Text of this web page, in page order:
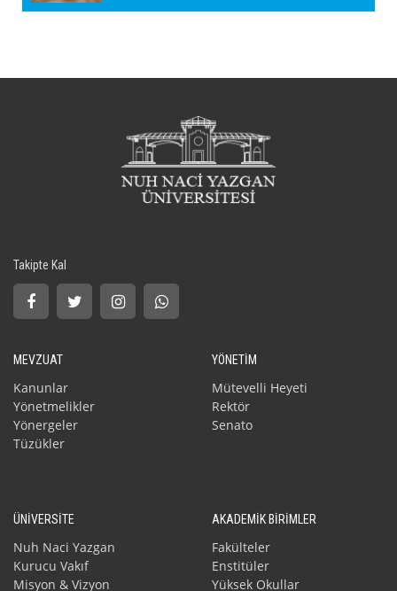
Takipte Kal
MEVZUAT
Kanunlar
Yönetmelikler
Yönergeler
Tüzükler
YÖNETİM
Mütevelli Heyeti
Rektör
Senato
ÜNİVERSİTE
Nuh Naci Yazgan
Kurucu Vakıf
Misyon & Vizyon
AKADEMİK BİRİMLER
Fakülteler
Enstitüler
Yüksek Okullar